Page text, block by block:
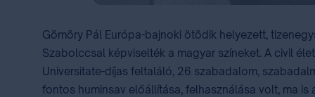
Gömöry Pál Európa-bajnoki ötödik helyezett,
Szabolccsal képviselték a magyar színeket. A civil
Universitate-díjas feltaláló, 26 szabadalom,
fontos huminsav előállítása, felhasználása volt, ma